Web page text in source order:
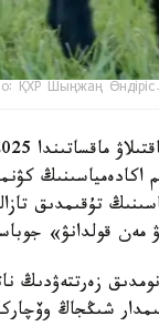
ҚХР Шыңжаң
تۇقىمدىق
مەن قولدانۋ»
زەرتتەۋدىڭ
شىڭجاڭ